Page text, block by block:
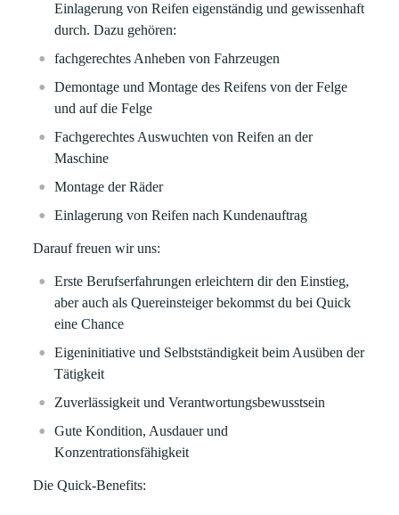
Einlagerung von Reifen eigenständig und gewissenhaft
durch. Dazu gehören:
fachgerechtes Anheben von Fahrzeugen
Demontage und Montage des Reifens von der Felge
und auf die Felge
Fachgerechtes Auswuchten von Reifen an der
Maschine
Montage der Räder
Einlagerung von Reifen nach Kundenauftrag
Darauf freuen wir uns:
Erste Berufserfahrungen erleichtern dir den Einstieg,
aber auch als Quereinsteiger bekommst du bei Quick
eine Chance
Eigeninitiative und Selbstständigkeit beim Ausüben der
Tätigkeit
Zuverlässigkeit und Verantwortungsbewusstsein
Gute Kondition, Ausdauer und
Konzentrationsfähigkeit
Die Quick-Benefits: